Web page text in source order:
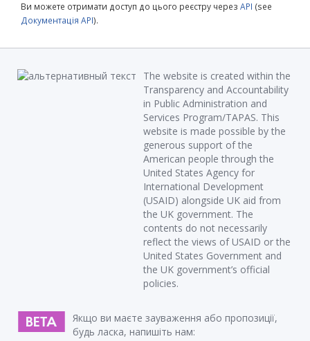
Ви можете отримати доступ до цього реєстру через API (see
Документація API).
The website is created within the
Transparency and Accountability
in Public Administration and
Services Program/TAPAS. This
website is made possible by the
generous support of the
American people through the
United States Agency for
International Development
(USAID) alongside UK aid from
the UK government. The
contents do not necessarily
reflect the views of USAID or the
United States Government and
the UK government’s official
policies.
Якщо ви маєте зауваження або пропозиції,
будь ласка, напишіть нам: